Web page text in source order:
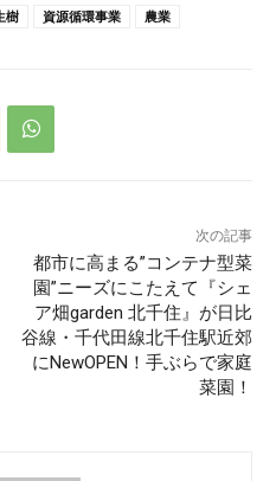
樹 資源循環事業 農業
次の記事
都市に高まる”コンテナ型菜
園”ニーズにこたえて『シェ
ア畑garden 北千住』が日比
谷線・千代田線北千住駅近郊
にNewOPEN！手ぶらで家庭
菜園！